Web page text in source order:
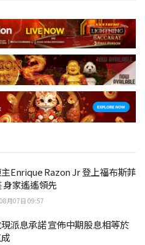
Enrique Razon Jr 登上福布斯菲
家遙遙領先
月07日 09:57
派息承諾 宣佈中期股息相等於